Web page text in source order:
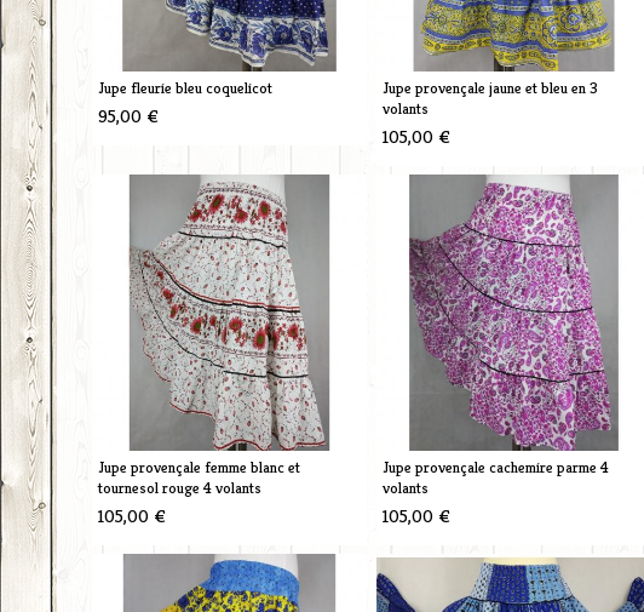
Jupe fleurie bleu coquelicot
95,00 €
Jupe provençale jaune et bleu en 3
volants
105,00 €
Jupe provençale femme blanc et
tournesol rouge 4 volants
105,00 €
Jupe provençale cachemire parme 4
volants
105,00 €